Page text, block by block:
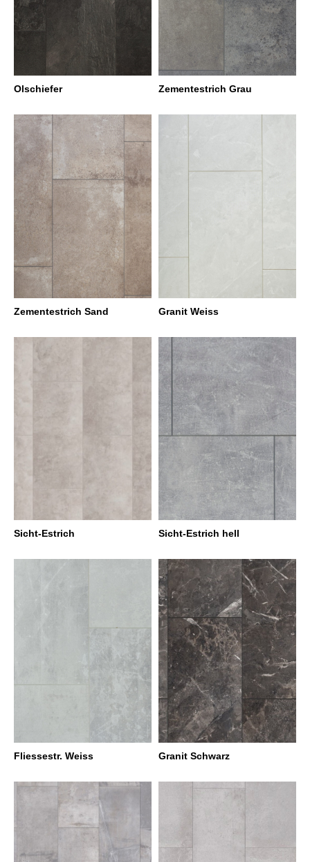
Olschiefer Zementestrich Grau
Zementestrich Sand Granit Weiss
Sicht-Estrich Sicht-Estrich hell
Fliessestr. Weiss Granit Schwarz